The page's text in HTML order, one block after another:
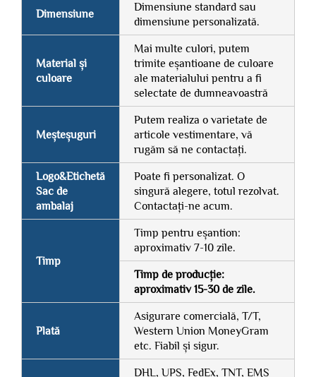
Dimensiune
Dimensiune standard sau
dimensiune personalizată.
Material și
culoare
Mai multe culori, putem
trimite eșantioane de culoare
ale materialului pentru a fi
selectate de dumneavoastră
Meșteșuguri
Putem realiza o varietate de
articole vestimentare, vă
rugăm să ne contactați.
Logo&Etichetă
Sac de
ambalaj
Poate fi personalizat. O
singură alegere, totul rezolvat.
Contactați-ne acum.
Timp
Timp pentru eșantion:
aproximativ 7-10 zile.
Timp de producție:
aproximativ 15-30 de zile.
Plată
Asigurare comercială, T/T,
Western Union MoneyGram
etc. Fiabil și sigur.
DHL, UPS, FedEx, TNT, EMS